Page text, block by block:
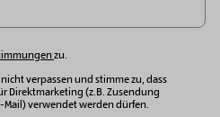
zu.
verpassen und stimme zu, dass
Direktmarketing (z.B. Zusendung
verwendet werden dürfen.